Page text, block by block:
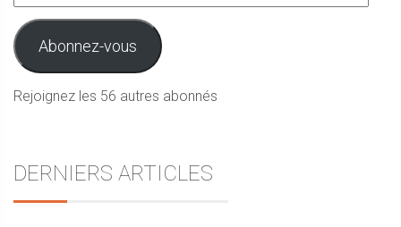
e-
mail
Abonnez-vous
Rejoignez les 56 autres abonnés
DERNIERS ARTICLES